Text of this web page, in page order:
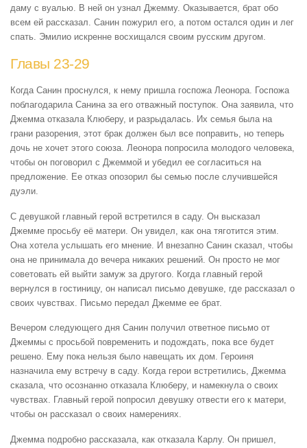
даму с вуалью. В ней он узнал Джемму. Оказывается, брат обо
всем ей рассказал. Санин пожурил его, а потом остался один и лег
спать. Эмилио искренне восхищался своим русским другом.
Главы 23-29
Когда Санин проснулся, к нему пришла госпожа Леонора. Госпожа
поблагодарила Санина за его отважный поступок. Она заявила, что
Джемма отказала Клюберу, и разрыдалась. Их семья была на
грани разорения, этот брак должен был все поправить, но теперь
дочь не хочет этого союза. Леонора попросила молодого человека,
чтобы он поговорил с Джеммой и убедил ее согласиться на
предложение. Ее отказ опозорил бы семью после случившейся
дуэли.
С девушкой главный герой встретился в саду. Он высказал
Джемме просьбу её матери. Он увидел, как она тяготится этим.
Она хотела услышать его мнение. И внезапно Санин сказал, чтобы
она не принимала до вечера никаких решений. Он просто не мог
советовать ей выйти замуж за другого. Когда главный герой
вернулся в гостиницу, он написал письмо девушке, где рассказал о
своих чувствах. Письмо передал Джемме ее брат.
Вечером следующего дня Санин получил ответное письмо от
Джеммы с просьбой повременить и подождать, пока все будет
решено. Ему пока нельзя было навещать их дом. Героиня
назначила ему встречу в саду. Когда герои встретились, Джемма
сказала, что осознанно отказала Клюберу, и намекнула о своих
чувствах. Главный герой попросил девушку отвести его к матери,
чтобы он рассказал о своих намерениях.
Джемма подробно рассказала, как отказала Карлу. Он пришел,